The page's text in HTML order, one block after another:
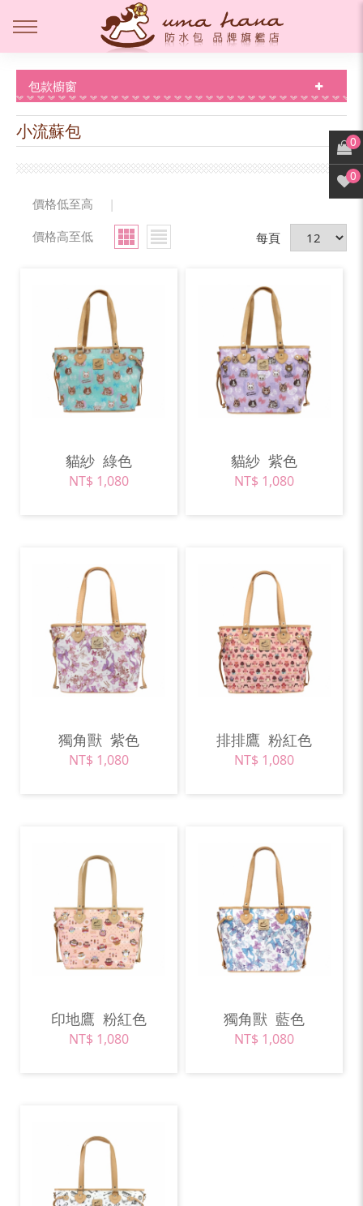
包款櫥窗
小流蘇包
價格低至高
|
價格高至低
每頁
貓紗 綠色
NT$ 1,080
貓紗 紫色
NT$ 1,080
獨角獸 紫色
NT$ 1,080
排排鷹 粉紅色
NT$ 1,080
印地鷹 粉紅色
NT$ 1,080
獨角獸 藍色
NT$ 1,080
0
0